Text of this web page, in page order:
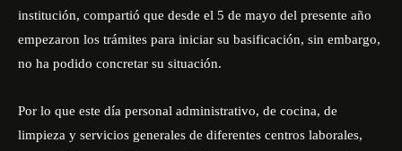
institución, compartió que desde el 5 de mayo del presente año
empezaron los trámites para iniciar su basificación, sin embargo,
no ha podido concretar su situación.
Por lo que este día personal administrativo, de cocina, de
limpieza y servicios generales de diferentes centros laborales,